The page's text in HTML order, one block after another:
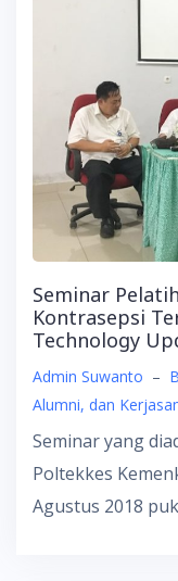
Seminar
Kontrasepsi
Technology
Admin Suwanto –
Alumni, dan
Seminar yang
Poltekkes
Agustus 2018